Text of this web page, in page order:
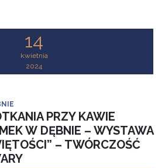
14
kwietnia
2024
PRZY KAWIE
W DĘBNIE – WYSTAWA
– TWÓRCZOŚĆ